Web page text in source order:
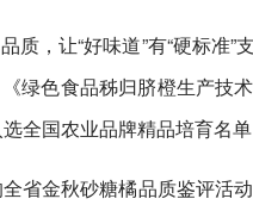
质，让“好味道”有“硬标准
绿色食品秭归脐橙生产技
全国农业品牌精品培育名
省金秋砂糖橘品质鉴评活